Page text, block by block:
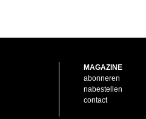
MAGAZINE
abonneren
nabestellen
contact